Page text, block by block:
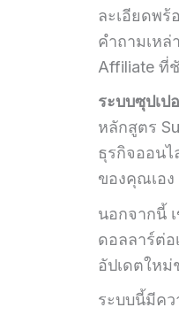
ละเอียดพ
คำถามเหล่
Affiliate ที่
ระบบซุปเ
หลักสูตร
ธุรกิจออน
ของคุณเอ
นอกจากนี้
ดอลลาร์ต่อ
อัปเดตให
ระบบนี้มีคว